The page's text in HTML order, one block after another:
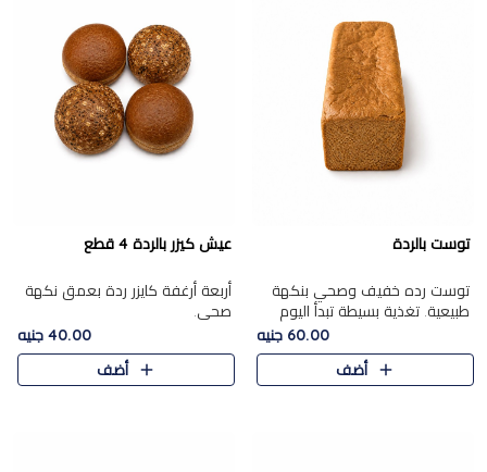
توست بالردة
توست رده خفيف وصحي بنكهة
طبيعية. تغذية بسيطة تبدأ اليوم
60.00 جنيه
أضف
عيش كيزر بالردة 4 قطع
أربعة أرغفة كايزر ردة بعمق نكهة
صحي.
40.00 جنيه
أضف